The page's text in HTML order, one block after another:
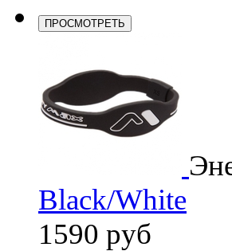
ПРОСМОТРЕТЬ
Black/White
1590 руб